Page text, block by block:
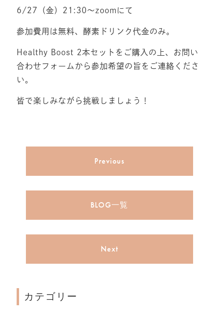
6/27（金）21:30〜zoomにて
参加費用は無料、酵素ドリンク代金のみ。
Healthy Boost 2本セットをご購入の上、お問い
合わせフォームから参加希望の旨をご連絡くださ
い。
皆で楽しみながら挑戦しましょう！
Previous
BLOG一覧
Next
カテゴリー